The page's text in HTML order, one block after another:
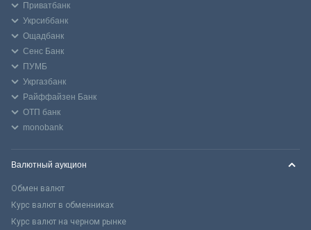
Приватбанк
Укрсиббанк
Ощадбанк
Сенс Банк
ПУМБ
Укргазбанк
Райффайзен Банк
ОТП банк
monobank
Валютный аукцион
Обмен валют
Курс валют в обменниках
Курс валют на черном рынке